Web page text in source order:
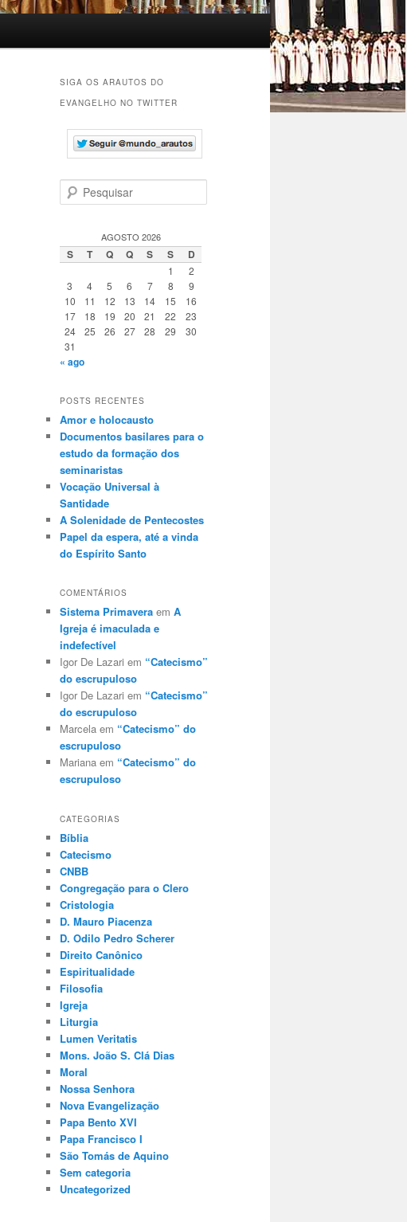
SIGA OS ARAUTOS DO
EVANGELHO NO TWITTER
e
u
i
AGOSTO 2026
S T Q Q S S D
1
2
3
4 5 6 7 8
9
10
11 12 13 14 15
16
17
18 19 20 21 22
23
24
25 26 27 28 29
30
31
« ago
POSTS RECENTES
Amor e holocausto
Documentos basilares para o
estudo da formação dos
seminaristas
Vocação Universal à
Santidade
A Solenidade de Pentecostes
Papel da espera, até a vinda
do Espírito Santo
COMENTÁRIOS
Sistema Primavera em A
Igreja é imaculada e
indefectível
Igor De Lazari em “Catecismo”
do escrupuloso
Igor De Lazari em “Catecismo”
do escrupuloso
Marcela em “Catecismo” do
escrupuloso
Mariana em “Catecismo” do
escrupuloso
CATEGORIAS
Bíblia
Catecismo
CNBB
Congregação para o Clero
Cristologia
D. Mauro Piacenza
D. Odilo Pedro Scherer
Direito Canônico
Espiritualidade
Filosofia
Igreja
Liturgia
Lumen Veritatis
Mons. João S. Clá Dias
Moral
Nossa Senhora
Nova Evangelização
Papa Bento XVI
Papa Francisco I
São Tomás de Aquino
Sem categoria
Uncategorized